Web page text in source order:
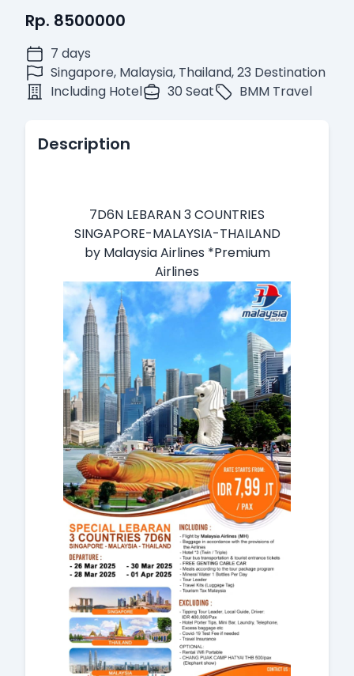
Rp. 8500000
7 days
Singapore, Malaysia, Thailand, 23 Destination
Including Hotel
30 Seat BMM Travel
Description
7D6N LEBARAN 3 COUNTRIES
SINGAPORE-MALAYSIA-THAILAND
by Malaysia Airlines *Premium
Airlines